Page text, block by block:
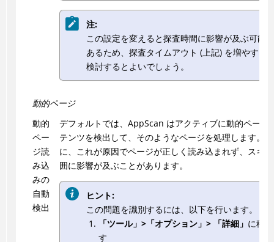
注:
この設定を変えると探査時間に影響が及ぶ可能
あるため、探査タイムアウト (上記) を増やすこ
検討するとよいでしょう。
動的ページ
動的
ペー
ジ読
み込
みの
自動
検出
デフォルトでは、 AppScan はアクティブに動的ページ
テンツを検出して、そのようなページを処理します。
に、これが原因でページが正しく読み込まれず、スキ
囲に影響が及ぶことがあります。
ヒント:
この問題を識別するには、以下を行います。
「ツール」>「オプション」> 「詳細」 に移
す